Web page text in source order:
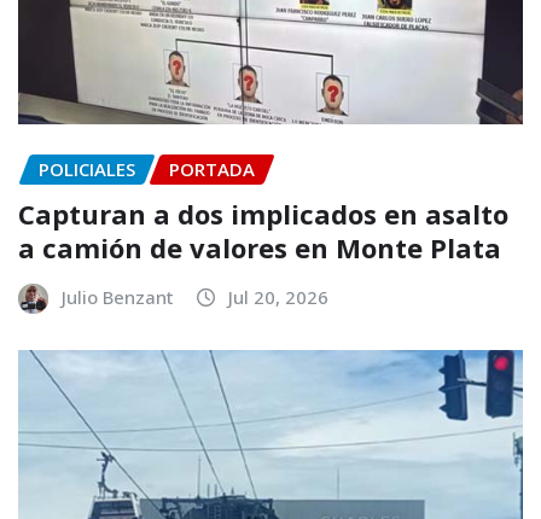
POLICIALES PORTADA
Capturan a dos implicados en asalto
a camión de valores en Monte Plata
Julio Benzant Jul 20, 2026